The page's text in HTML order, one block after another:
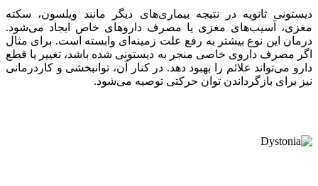
دیستونی ثانویه در نتیجه بیماری‌های دیگر مانند ویلسون، سکته
مغزی، آسیب‌های مغزی یا مصرف داروهای خاص ایجاد می‌شود.
درمان این نوع بیشتر به رفع علت زمینه‌ای وابسته است. برای مثال
اگر مصرف داروی خاصی منجر به دیستونی شده باشد، تغییر یا قطع
دارو می‌تواند علائم را بهبود دهد. در کنار آن، توانبخشی و کاردرمانی
نیز برای بازگرداندن توان حرکتی توصیه می‌شود.